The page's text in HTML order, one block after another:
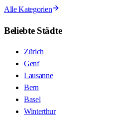
Alle Kategorien
Beliebte Städte
Zürich
Genf
Lausanne
Bern
Basel
Winterthur